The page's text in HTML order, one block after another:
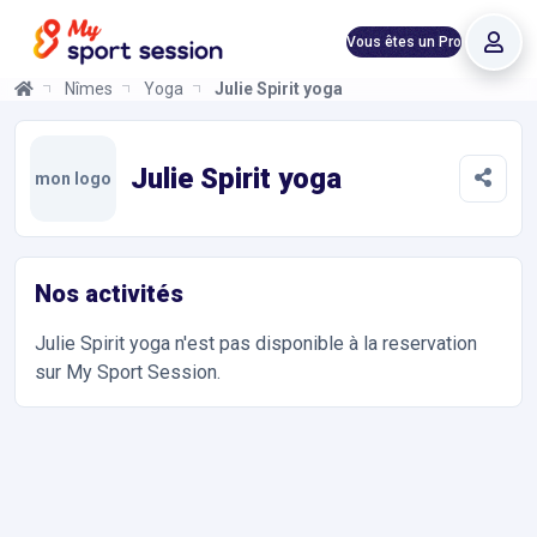
Vous êtes un Pro
Nîmes Yoga Julie Spirit yoga
mon logo Julie Spirit yoga
Nos activités
Julie Spirit yoga n'est pas disponible à la reservation
sur My Sport Session.